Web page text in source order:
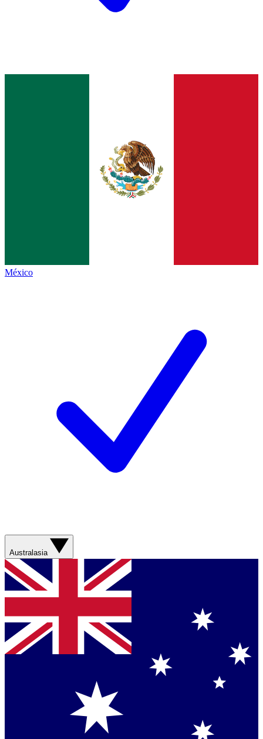
México
Australasia